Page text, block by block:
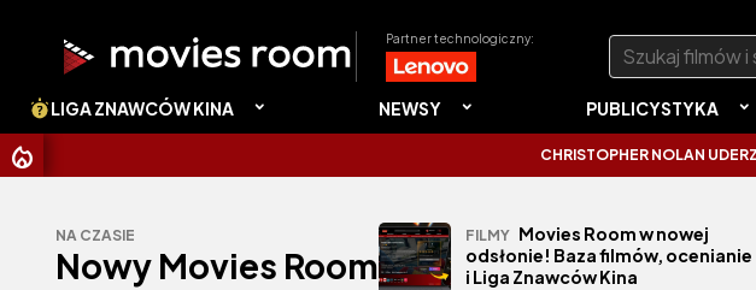
Partner technologiczny: Szukaj:
LIGA ZNAWCÓW KINA NEWSY PUBLICYSTYKA
CHRISTOPHER NOLAN UDERZYŁ W
NA CZASIE
Nowy Movies Room
FILMY Movies Room w nowej
odsłonie! Baza filmów, ocenianie
i Liga Znawców Kina